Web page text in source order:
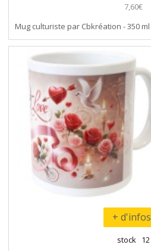
7,60€
Mug culturiste par Cbkréation - 350 ml
+ d'infos
stock 12